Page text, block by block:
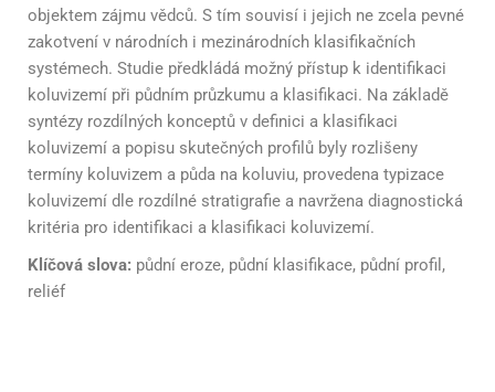
objektem zájmu vědců. S tím souvisí i jejich ne zcela pevné
zakotvení v národních i mezinárodních klasifikačních
systémech. Studie předkládá možný přístup k identifikaci
koluvizemí při půdním průzkumu a klasifikaci. Na základě
syntézy rozdílných konceptů v definici a klasifikaci
koluvizemí a popisu skutečných profilů byly rozlišeny
termíny koluvizem a půda na koluviu, provedena typizace
koluvizemí dle rozdílné stratigrafie a navržena diagnostická
kritéria pro identifikaci a klasifikaci koluvizemí.
Klíčová slova: půdní eroze, půdní klasifikace, půdní profil,
reliéf